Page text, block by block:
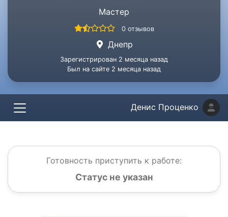
Мастер
0 отзывов
Днепр
Зарегистрирован 2 месяца назад
Был на сайте 2 месяца назад
Денис Проценко
Готовность приступить к работе:
Статус не указан